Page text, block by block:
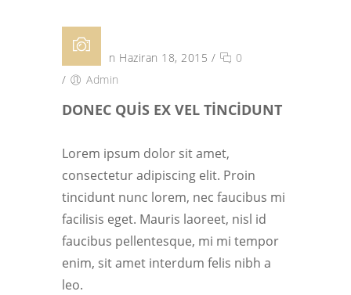
Posted on Haziran 18, 2015 /
0
/
Admin
DONEC QUIS EX VEL TINCIDUNT
Lorem ipsum dolor sit amet,
consectetur adipiscing elit. Proin
tincidunt nunc lorem, nec faucibus mi
facilisis eget. Mauris laoreet, nisl id
faucibus pellentesque, mi mi tempor
enim, sit amet interdum felis nibh a
leo.